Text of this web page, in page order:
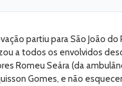
partiu para São João
a todos os envolvidos
Romeu Seára (da
Gomes, e não